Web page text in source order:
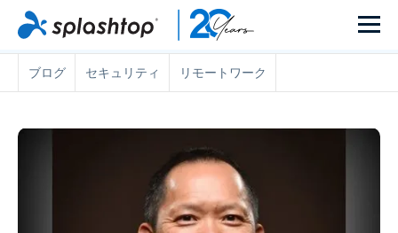
ブログ セキュリティ リモートワーク